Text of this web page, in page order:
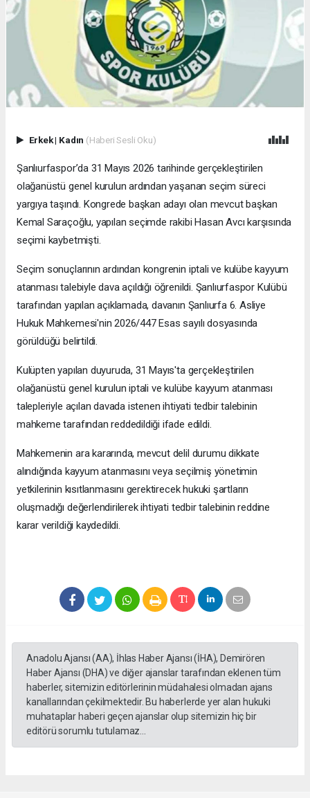
Erkek| Kadın (Haberi Sesli Oku)
Şanlıurfaspor’da 31 Mayıs 2026 tarihinde gerçekleştirilen
olağanüstü genel kurulun ardından yaşanan seçim süreci
yargıya taşındı. Kongrede başkan adayı olan mevcut başkan
Kemal Saraçoğlu, yapılan seçimde rakibi Hasan Avcı karşısında
seçimi kaybetmişti.
Seçim sonuçlarının ardından kongrenin iptali ve kulübe kayyum
atanması talebiyle dava açıldığı öğrenildi. Şanlıurfaspor Kulübü
tarafından yapılan açıklamada, davanın Şanlıurfa 6. Asliye
Hukuk Mahkemesi'nin 2026/447 Esas sayılı dosyasında
görüldüğü belirtildi.
Kulüpten yapılan duyuruda, 31 Mayıs'ta gerçekleştirilen
olağanüstü genel kurulun iptali ve kulübe kayyum atanması
talepleriyle açılan davada istenen ihtiyati tedbir talebinin
mahkeme tarafından reddedildiği ifade edildi.
Mahkemenin ara kararında, mevcut delil durumu dikkate
alındığında kayyum atanmasını veya seçilmiş yönetimin
yetkilerinin kısıtlanmasını gerektirecek hukuki şartların
oluşmadığı değerlendirilerek ihtiyati tedbir talebinin reddine
karar verildiği kaydedildi.
Anadolu Ajansı (AA), İhlas Haber Ajansı (İHA), Demirören
Haber Ajansı (DHA) ve diğer ajanslar tarafından eklenen tüm
haberler, sitemizin editörlerinin müdahalesi olmadan ajans
kanallarından çekilmektedir. Bu haberlerde yer alan hukuki
muhataplar haberi geçen ajanslar olup sitemizin hiç bir
editörü sorumlu tutulamaz...